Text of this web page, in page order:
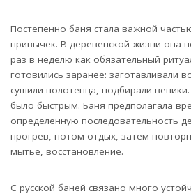
Постепенно баня стала важной
привычек. В деревенской жизни она
раз в неделю как обязательный
готовились заранее: заготавливали
сушили полотенца, подбирали
было быстрым. Баня предполагала
определенную последовательность
прогрев, потом отдых, затем
мытье, восстановление.
С русской баней связано много